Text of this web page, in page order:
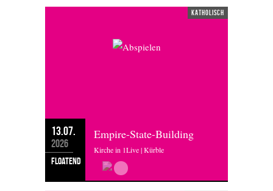
katholisch
13.07.
2026
floatend
Empire-State-Building
Kirche in 1Live | Kürble